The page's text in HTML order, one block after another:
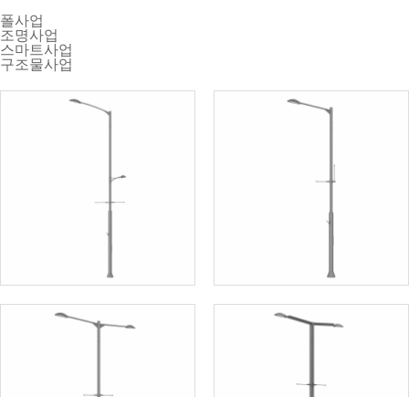
폴사업
조명사업
스마트사업
구조물사업